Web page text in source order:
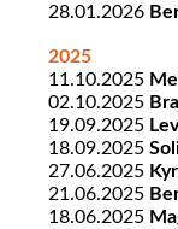
28.01.2026
2025
11.10.2025
02.10.2025
19.09.2025
18.09.2025
27.06.2025
21.06.2025
18.06.2025